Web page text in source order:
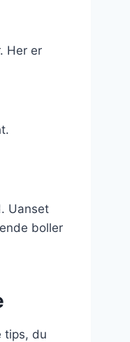
Her er
Uanset
boller
tips, du